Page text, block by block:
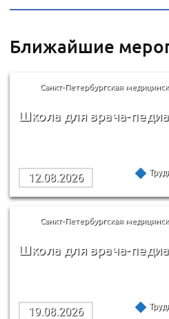
Ближайшие
Санкт-Петербургская
Школа для врача-
12.08.2026
Санкт-Петербургская
Школа для врача-
19.08.2026